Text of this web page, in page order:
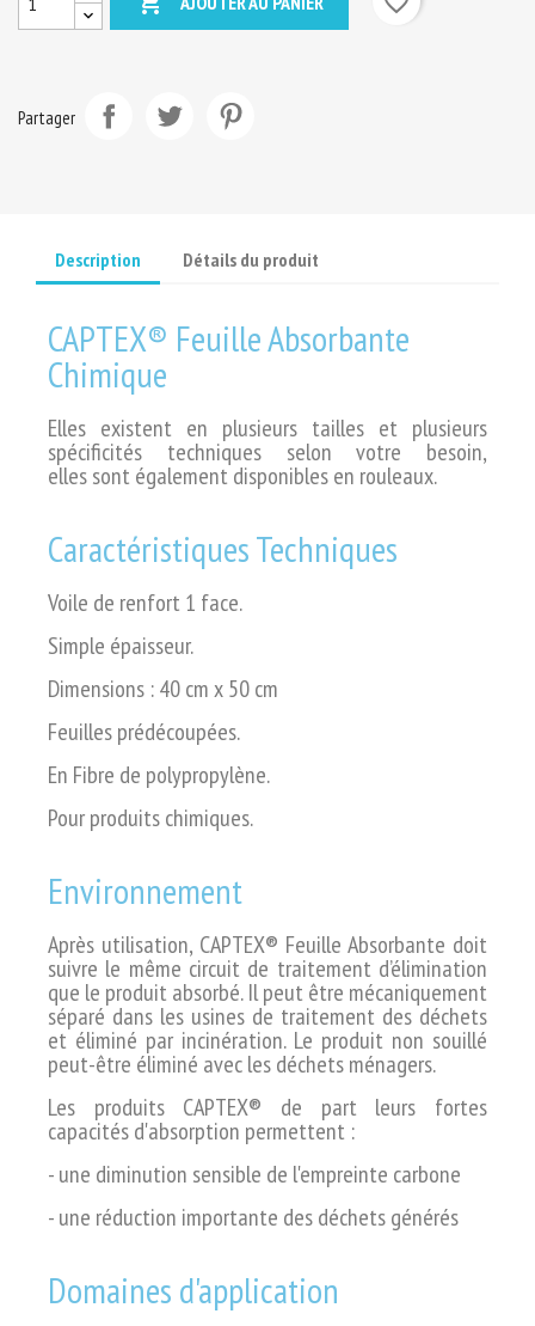
Partager
Description Détails du produit
CAPTEX® Feuille Absorbante
Chimique
Elles existent en plusieurs tailles et plusieurs
spécificités techniques selon votre besoin,
ellessont également disponibles en rouleaux.
Caractéristiques Techniques
Voile de renfort 1 face.
Simple épaisseur.
Dimensions : 40 cm x 50 cm
Feuilles prédécoupées.
En Fibre de polypropylène.
Pour produits chimiques.
Environnement
Après utilisation, CAPTEX® Feuille Absorbante doit
suivre le même circuit de traitement d’élimination
que le produit absorbé. Ilpeut être mécaniquement
séparé dans les usines de traitement des déchets
etéliminé par incinération. Le produit non souillé
peut-être éliminé avec les déchets ménagers.
Les produits CAPTEX® de part leurs fortes
capacités d'absorption permettent :
- une diminution sensible de l'empreinte carbone
- une réduction importante des déchets générés
Domaines d'application